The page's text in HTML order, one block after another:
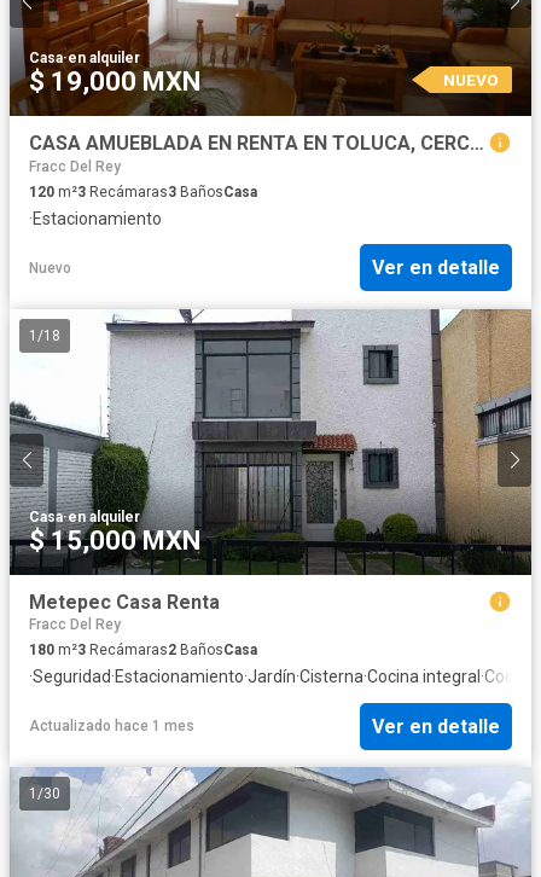
Casa·en alquiler
$ 19,000 MXN NUEVO
CASA AMUEBLADA EN RENTA EN TOLUCA, CERCANA AL CENTRO, FACTURABLE
Fracc Del Rey
120 m²3 Recámaras3 BañosCasa
·Estacionamiento
Nuevo Ver en detalle
1 /18
Casa·en alquiler
$ 15,000 MXN
Metepec Casa Renta
Fracc Del Rey
180 m²3 Recámaras2 BañosCasa
·Seguridad·Estacionamiento·Jardín·Cisterna·Cocina integral ·Cocina
Actualizado hace 1 mes Ver en detalle
1 /30